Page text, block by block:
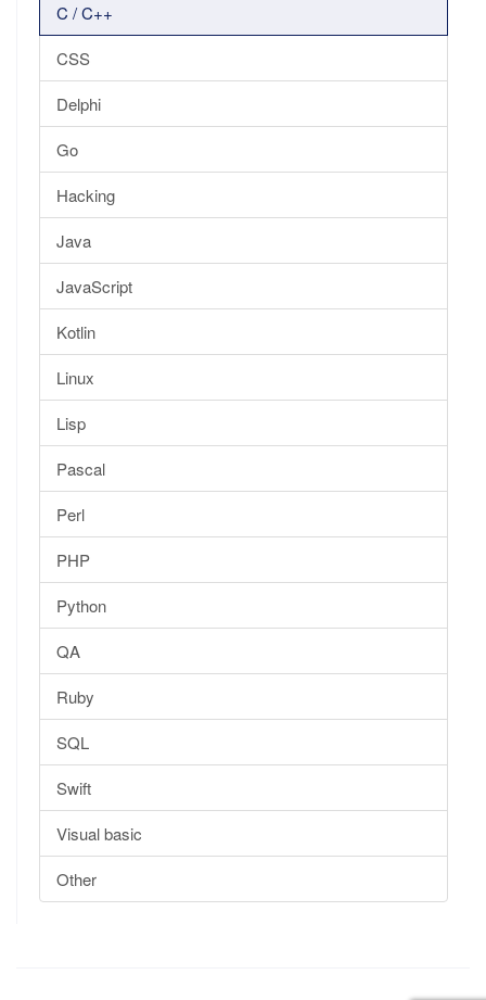
C / C++
CSS
Delphi
Go
Hacking
Java
JavaScript
Kotlin
Linux
Lisp
Pascal
Perl
PHP
Python
QA
Ruby
SQL
Swift
Visual basic
Other